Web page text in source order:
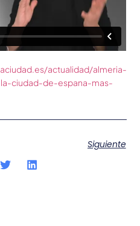
actualidad/almeria-
ciudad-de-espana-mas-
Siguiente